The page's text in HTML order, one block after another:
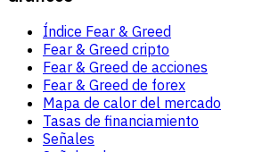
Índice Fear & Greed
Fear & Greed cripto
Fear & Greed de acciones
Fear & Greed de forex
Mapa de calor del mercado
Tasas de financiamiento
Señales